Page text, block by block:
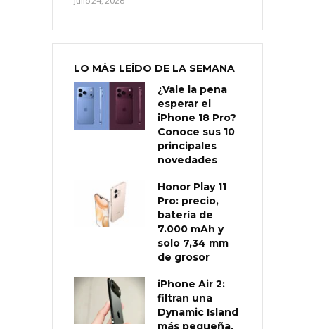
LO MÁS LEÍDO DE LA SEMANA
¿Vale la pena
esperar el
iPhone 18 Pro?
Conoce sus 10
principales
novedades
Honor Play 11
Pro: precio,
batería de
7.000 mAh y
solo 7,34 mm
de grosor
iPhone Air 2:
filtran una
Dynamic Island
más pequeña,